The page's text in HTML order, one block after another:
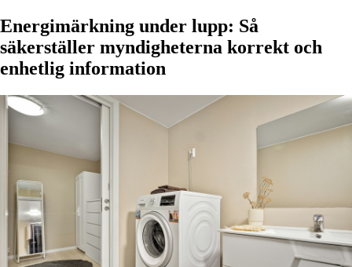
Energimärkning under lupp: Så
säkerställer myndigheterna korrekt och
enhetlig information